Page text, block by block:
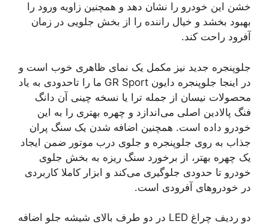
خشن این خودرو را نشان دهد و همچنین زاویه ورود را
بهبود بخشد و خیال راننده را از بخش جلویی در زمان
آفرود راحت کند.
جلوپنجره جدید نیز مکمل یک نمای ظاهری خوب است و
در اینجا جلوپنجره دایون GR Sport ما را تاحدودی به یاد
محصولات نیسان از جمله ترا یا نسخه چینی آن دانگ
فنگ پالادین اصلی می‌اندازد و چهره بهتری را به این
خودرو داده است. همچنین اضافه شدن یک سنگ پران
جذاب به روی جلوپنجره و جلوی درب موتور ضمن ایجاد
یک چهره بهتر، از برخورد سنگ ریزه به بخش جلوی
خودرو تا حدودی جلوگیری می‌کند و ابزار کاملا کاربردی
در خودروهای آفرودی است.
دو ردیف چراغ LED در دو طرف بالای شیشه جلو اضافه